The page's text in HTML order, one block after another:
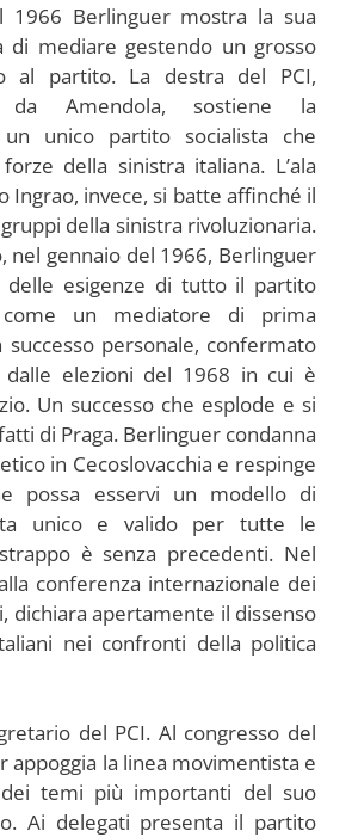
Berlinguer mostra la sua
di mediare gestendo un grosso
al partito. La destra del PCI,
da Amendola, sostiene la
unico partito socialista che
della sinistra italiana. L’ala
Ingrao, invece, si batte affinché il
della sinistra rivoluzionaria.
nel gennaio del 1966, Berlinguer
esigenze di tutto il partito
come un mediatore di prima
successo personale, confermato
elezioni del 1968 in cui è
Un successo che esplode e si
di Praga. Berlinguer condanna
in Cecoslovacchia e respinge
possa esservi un modello di
unico e valido per tutte le
è senza precedenti. Nel
conferenza internazionale dei
dichiara apertamente il dissenso
nei confronti della politica
del PCI. Al congresso del
appoggia la linea movimentista e
temi più importanti del suo
Ai delegati presenta il partito